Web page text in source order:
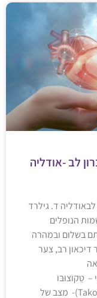
לב -אודליה
לבאודליה ד. גילרד
נשמות הנופלים
בשלום ובמהרה
דיכאון רב, צער
טַקוֹצוּבּוֹ
קרדיומיופתיה (Takotsubo Cardiomyopathy)- מצב של